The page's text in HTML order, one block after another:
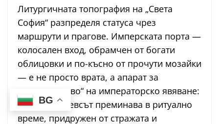
Литургичната топография на „Света
София“ разпределя статуса чрез
маршрути и прагове. Имперската порта —
колосален вход, обрамчен от богати
облицовки и по-късно от прочути мозайки
— е не просто врата, а апарат за
„производство“ на императорско явяване:
оттам василевсът преминава в ритуално
време, придружен от стражата и
BG